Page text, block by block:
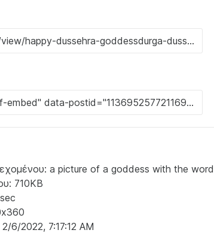
a picture of a goddess with the
710KB
6/2022, 7:17:12 AM